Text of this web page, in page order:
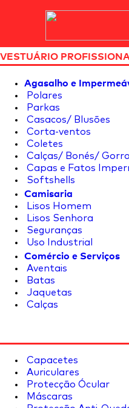
VESTUÁRIO
Agasalho e
Polares
Parkas
Casacos/ Blusões
Corta-ventos
Coletes
Calças/ Bonés/
Capas e Fatos
Softshells
Camisaria
Lisos Homem
Lisos Senhora
Seguranças
Uso Industrial
Comércio e Serviços
Aventais
Batas
Jaquetas
Calças
Capacetes
Auriculares
Protecção Ócular
Máscaras